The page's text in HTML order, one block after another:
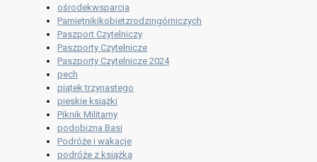
ośrodekwsparcia
Pamiętnikikobietzrodzingórniczych
Paszport Czytelniczy
Paszporty Czytelnicze
Paszporty Czytelnicze 2024
pech
piątek trzynastego
pieskie książki
Piknik Militarny
podobizna Basi
Podróże i wakacje
podróże z książką